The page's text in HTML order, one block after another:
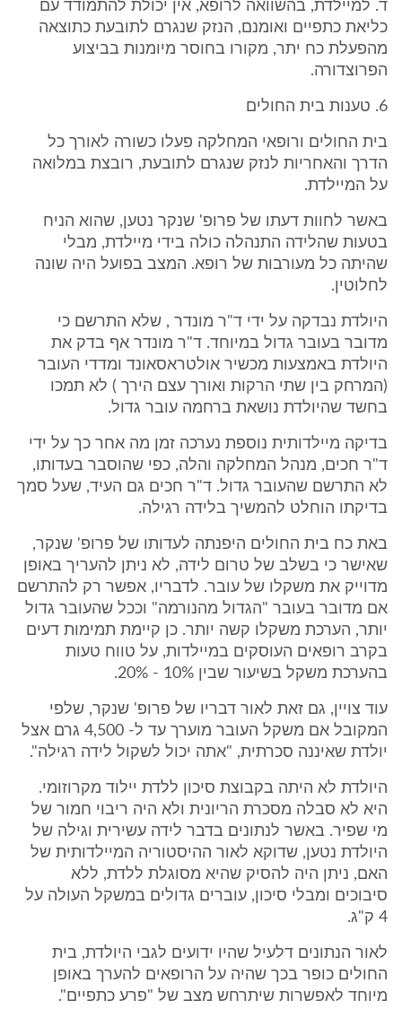
ד. למיילדת, בהשוואה לרופא, אין יכולת להתמודד עם
כליאת כתפיים ואומנם, הנזק שנגרם לתובעת כתוצאה
מהפעלת כח יתר, מקורו בחוסר מיומנות בביצוע
הפרוצדורה.
6. טענות בית החולים
בית החולים ורופאי המחלקה פעלו כשורה לאורך כל
הדרך והאחריות לנזק שנגרם לתובעת, רובצת במלואה
על המיילדת.
באשר לחוות דעתו של פרופ' שנקר נטען, שהוא הניח
בטעות שהלידה התנהלה כולה בידי מיילדת, מבלי
שהיתה כל מעורבות של רופא. המצב בפועל היה שונה
לחלוטין.
היולדת נבדקה על ידי ד"ר מונדר , שלא התרשם כי
מדובר בעובר גדול במיוחד. ד"ר מונדר אף בדק את
היולדת באמצעות מכשיר אולטראסאונד ומדדי העובר
(המרחק בין שתי הרקות ואורך עצם הירך ) לא תמכו
בחשד שהיולדת נושאת ברחמה עובר גדול.
בדיקה מיילדותית נוספת נערכה זמן מה אחר כך על ידי
ד"ר חכים, מנהל המחלקה והלה, כפי שהוסבר בעדותו,
לא התרשם שהעובר גדול. ד"ר חכים גם העיד, שעל סמך
בדיקתו הוחלט להמשיך בלידה רגילה.
באת כח בית החולים היפנתה לעדותו של פרופ' שנקר,
שאישר כי בשלב של טרום לידה, לא ניתן להעריך באופן
מדוייק את משקלו של עובר. לדבריו, אפשר רק להתרשם
אם מדובר בעובר "הגדול מהנורמה" וככל שהעובר גדול
יותר, הערכת משקלו קשה יותר. כן קיימת תמימות דעים
בקרב רופאים העוסקים במיילדות, על טווח טעות
בהערכת משקל בשיעור שבין 10% - 20%.
עוד צויין, גם זאת לאור דבריו של פרופ' שנקר, שלפי
המקובל אם משקל העובר מוערך עד ל- 4,500 גרם אצל
יולדת שאיננה סכרתית, "אתה יכול לשקול לידה רגילה".
היולדת לא היתה בקבוצת סיכון ללדת יילוד מקרוזומי.
היא לא סבלה מסכרת הריונית ולא היה ריבוי חמור של
מי שפיר. באשר לנתונים בדבר לידה עשירית וגילה של
היולדת נטען, שדוקא לאור ההיסטוריה המיילדותית של
האם, ניתן היה להסיק שהיא מסוגלת ללדת, ללא
סיבוכים ומבלי סיכון, עוברים גדולים במשקל העולה על
4 ק"ג.
לאור הנתונים דלעיל שהיו ידועים לגבי היולדת, בית
החולים כופר בכך שהיה על הרופאים להערך באופן
מיוחד לאפשרות שיתרחש מצב של "פרע כתפיים".